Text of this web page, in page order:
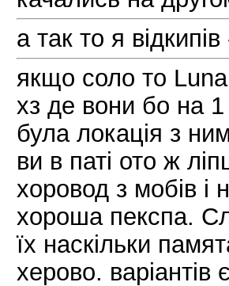
а так то я
якщо соло то
хз де вони бо на
була локація з
ви в паті ото ж
хоровод з мобів і
хороша пекспа.
їх наскільки
херово.